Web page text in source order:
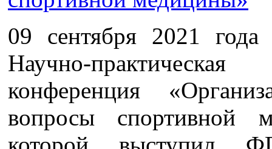
09 сентября 2021
Научно-
конференция
вопросы спортивной